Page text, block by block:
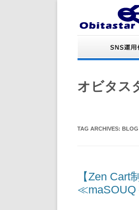
オビタス
TAG ARCHIVES: BLOG
【Zen
≪maSOUQ